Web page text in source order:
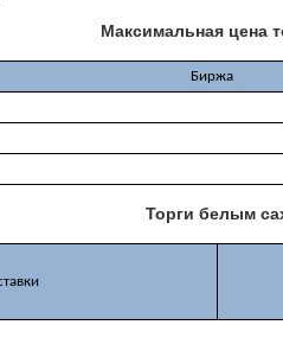
Максимальная цена
Биржа
Торги белым